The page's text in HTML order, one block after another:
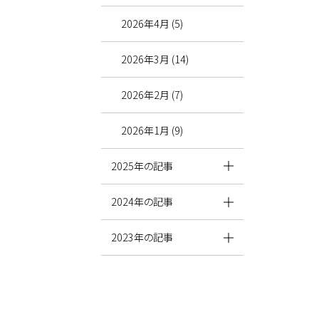
2026年4月 (5)
2026年3月 (14)
2026年2月 (7)
2026年1月 (9)
2025年の記事
2024年の記事
2023年の記事